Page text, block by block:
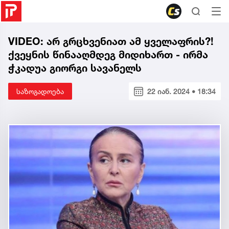
VIDEO: არ გრცხვენიათ ამ ყველაფრის?!
ქვეყნის წინააღმდეგ მიდიხართ - ირმა
ჭკადუა გიორგი სავანელს
საზოგადოება 22 იან. 2024 • 18:34